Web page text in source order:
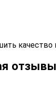
качество
отзывы